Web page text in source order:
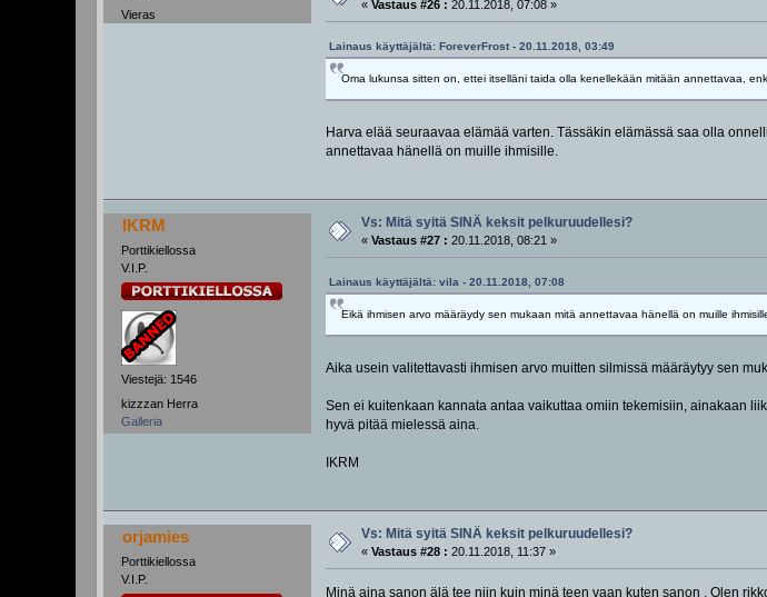
Vieras
«Vastaus #26 : 20.11.2018, 07:08 »
Lainaus käyttäjältä: ForeverFrost - 20.11.2018, 03:49
Oma lukunsa sitten on, ettei itselläni taida olla kenellekään mitään annettavaa,
Harva elää seuraavaa elämää varten. Tässäkin elämässä saa olla
annettavaa hänellä on muille ihmisille.
IKRM
Porttikiellossa
V.I.P.
Viestejä: 1546
kizzzan Herra
Galleria
Vs: Mitä syitä SINÄ keksit pelkuruudellesi?
«Vastaus #27 : 20.11.2018, 08:21 »
Lainaus käyttäjältä: vila - 20.11.2018, 07:08
Eikä ihmisen arvo määräydy sen mukaan mitä annettavaa hänellä on muille
Aika usein valitettavasti ihmisen arvo muitten silmissä määräytyy sen
Sen ei kuitenkaan kannata antaa vaikuttaa omiin tekemisiin, ainakaan
hyvä pitää mielessä aina.
IKRM
orjamies
Porttikiellossa
V.I.P.
Vs: Mitä syitä SINÄ keksit pelkuruudellesi?
«Vastaus #28 : 20.11.2018, 11:37 »
Minä aina sanon älä tee niin kuin minä teen vaan kuten sanon . Olen